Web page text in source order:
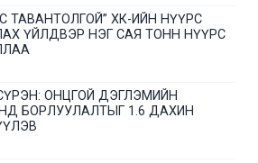
ТАВАНТОЛГОЙ” ХК-ИЙН НҮҮРС
ҮЙЛДВЭР НЭГ САЯ ТОНН НҮҮРС
ОНЦГОЙ ДЭГЛЭМИЙН
БОРЛУУЛАЛТЫГ 1.6 ДАХИН